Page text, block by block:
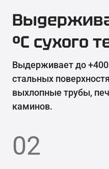
ºС сухого
Выдерживает до +400
стальных
выхлопные трубы,
каминов.
02